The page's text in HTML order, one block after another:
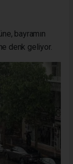
bayramın
denk geliyor.